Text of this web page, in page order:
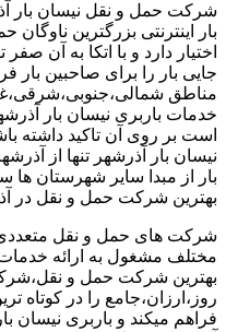
شرکت حمل و نقل نیسان بار
بار اینترنتی بزرگترین
اختیار دارد و با اتکا به آن
جایی بار را برای صاحبین بار
مناطق
خدمات باربری نیسان بار
است بر روی آن تاکید داشته
نیسان بار آذرشهر تنها از
بار از مبدا سایر شهرستان ها
بهترین شرکت حمل و نقل در
شرکت های حمل و نقل متعددی
مختلف مشغول به ارائه خدمات
بهترین شرکت حمل و
روز،ارزان،جامع را در کوتاه
فراهم میکند و باربری نیسان